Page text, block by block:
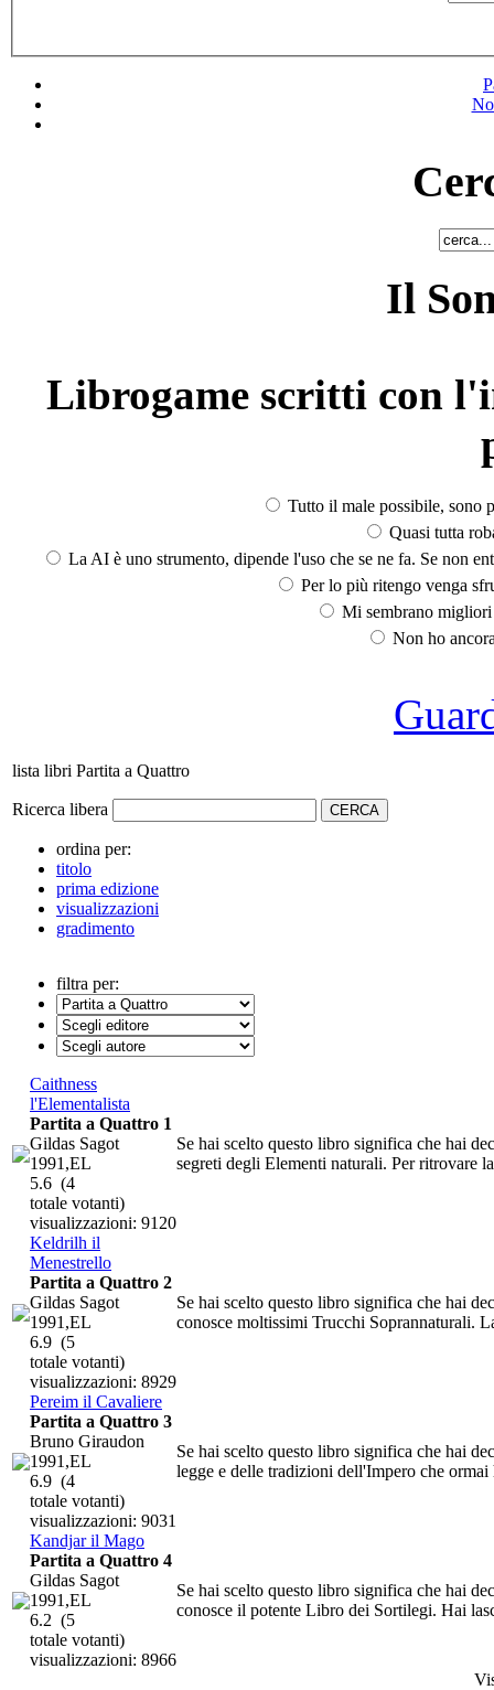
Il
Librogame scritti con
Tutto il male possibile, sono
Quasi tutta
La AI è uno strumento, dipende l'uso che se ne fa. Se non
Per lo più ritengo venga
Mi sembrano
Non ho
lista libri Partita a Quattro
Ricerca libera
ordina per:
titolo
prima edizione
visualizzazioni
gradimento
filtra per:
Caithness
l'Elementalista
Se hai scelto questo libro significa che hai
segreti degli Elementi naturali. Per ritrovare
Partita a Quattro 1
Gildas Sagot
1991,EL
5.6 (4
totale votanti)
visualizzazioni: 9120
Keldrilh il
Menestrello
Se hai scelto questo libro significa che hai
conosce moltissimi Trucchi Soprannaturali.
Partita a Quattro 2
Gildas Sagot
1991,EL
6.9 (5
totale votanti)
visualizzazioni: 8929
Pereim il Cavaliere
Se hai scelto questo libro significa che hai
legge e delle tradizioni dell'Impero che ormai
Partita a Quattro 3
Bruno Giraudon
1991,EL
6.9 (4
totale votanti)
visualizzazioni: 9031
Kandjar il Mago
Se hai scelto questo libro significa che hai
conosce il potente Libro dei Sortilegi. Hai
Partita a Quattro 4
Gildas Sagot
1991,EL
6.2 (5
totale votanti)
visualizzazioni: 8966